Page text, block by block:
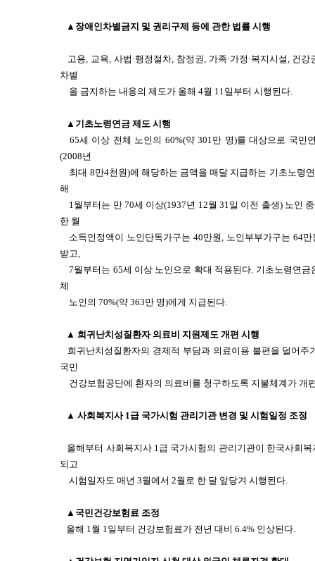
▲장애인차별금지 및 권리구제 등에 관한 법률 시행
고용, 교육, 사법·행정절차, 참정권, 가족·가정·복지시설, 건
차별
을 금지하는 내용의 제도가 올해 4월 11일부터 시행된다.
▲기초노령연금 제도 시행
65세 이상 전체 노인의 60%(약 301만 명)를 대상으로 국민
(2008년
최대 8만4천원)에 해당하는 금액을 매달 지급하는 기초노령
해
1월부터는 만 70세 이상(1937년 12월 31일 이전 출생) 노인
한 월
소득인정액이 노인단독가구는 40만원, 노인부부가구는 64
받고,
7월부터는 65세 이상 노인으로 확대 적용된다. 기초노령연
체
노인의 70%(약 363만 명)에게 지급된다.
▲ 희귀난치성질환자 의료비 지원제도 개편 시행
희귀난치성질환자의 경제적 부담과 의료이용 불편을 덜어
국민
건강보험공단에 환자의 의료비를 청구하도록 지불체계가 개
▲ 사회복지사 1급 국가시험 관리기관 변경 및 시험일정 조정
올해부터 사회복지사 1급 국가시험의 관리기관이 한국사회
되고
시험일자도 매년 3월에서 2월로 한 달 앞당겨 시행된다.
▲국민건강보험료 조정
올해 1월 1일부터 건강보험료가 전년 대비 6.4% 인상된다.